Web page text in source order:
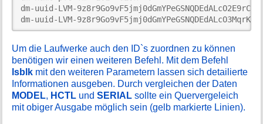
dm-uuid-LVM-
dm-uuid-LVM-
Um die Laufwerke auch den ID`s zuordnen zu können
benötigen wir einen weiteren Befehl. Mit dem Befehl
lsblk mit den weiteren Parametern lassen sich detailierte
Informationen ausgeben. Durch vergleichen der Daten
MODEL, HCTL undSERIAL sollte ein Quervergeleich
mit obiger Ausgabe möglich sein (gelb markierte Linien).